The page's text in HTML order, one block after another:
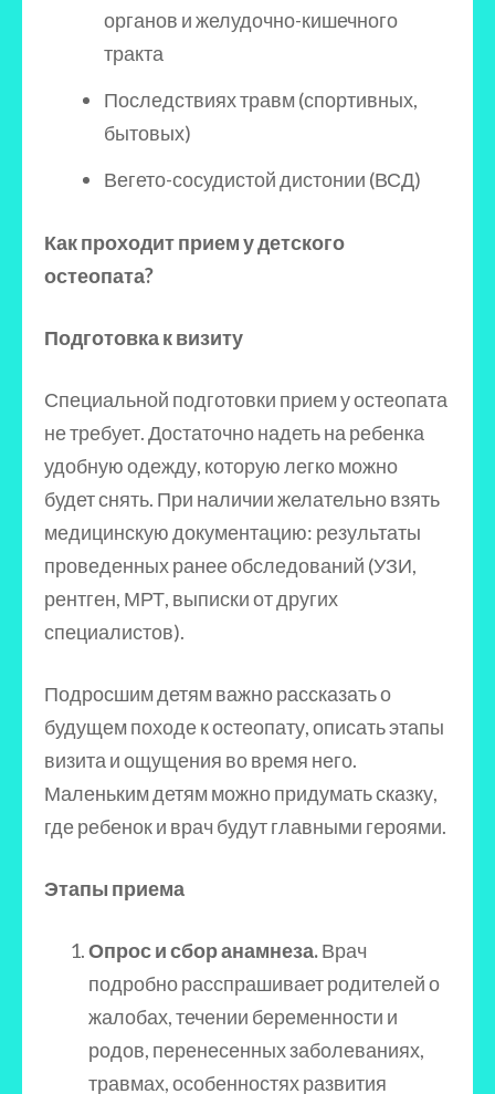
органов и желудочно-кишечного
тракта
Последствиях травм (спортивных,
бытовых)
Вегето-сосудистой дистонии (ВСД)
Как проходит прием у детского
остеопата?
Подготовка к визиту
Специальной подготовки прием у остеопата
не требует. Достаточно надеть на ребенка
удобную одежду, которую легко можно
будет снять. При наличии желательно взять
медицинскую документацию: результаты
проведенных ранее обследований (УЗИ,
рентген, МРТ, выписки от других
специалистов).
Подросшим детям важно рассказать о
будущем походе к остеопату, описать этапы
визита и ощущения во время него.
Маленьким детям можно придумать сказку,
где ребенок и врач будут главными героями.
Этапы приема
Опрос и сбор анамнеза.Врач
подробно расспрашивает родителей о
жалобах, течении беременности и
родов, перенесенных заболеваниях,
травмах, особенностях развития